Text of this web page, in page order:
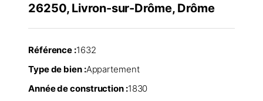
26250, Livron-sur-Drôme, Drôme
Référence :1632
Type de bien :Appartement
Année de construction :1830